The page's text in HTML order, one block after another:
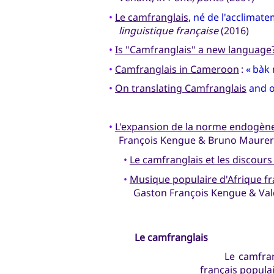
• Le camfranglais, né de
linguistique française(2016)
• Is "Camfranglais" a new
• Camfranglais in Cameroon : « bàk
• On translating Camfranglais and
• L'expansion de la norme
François Kengue & Bruno
• Le camfranglais et les
• Musique populaire d'Afrique
Gaston François Kengue &
Le camfranglais
Le
français